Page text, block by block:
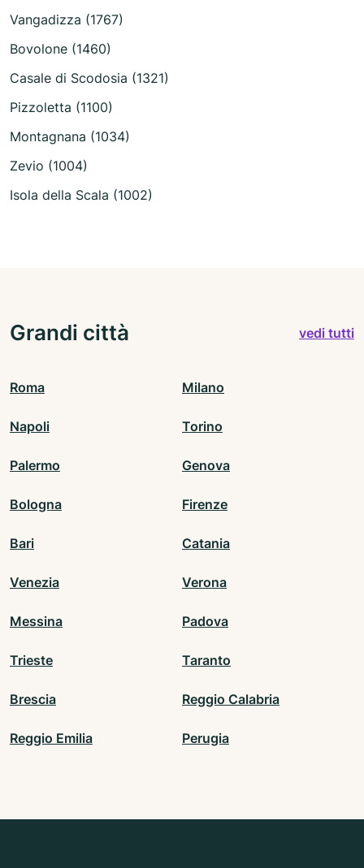
Vangadizza (1767)
Bovolone (1460)
Casale di Scodosia (1321)
Pizzoletta (1100)
Montagnana (1034)
Zevio (1004)
Isola della Scala (1002)
Grandi città vedi tutti
Roma Milano
Napoli Torino
Palermo Genova
Bologna Firenze
Bari Catania
Venezia Verona
Messina Padova
Trieste Taranto
Brescia Reggio Calabria
Reggio Emilia Perugia